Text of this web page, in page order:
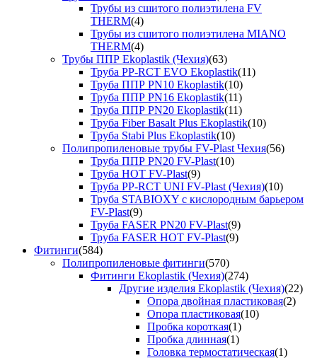
Трубы из сшитого полиэтилена FV
THERM(4)
Трубы из сшитого полиэтилена MIANO
THERM(4)
Трубы ППР Ekoplastik (Чехия)(63)
Труба PP-RCT EVO Ekoplastik(11)
Труба ППР PN10 Ekoplastik(10)
Труба ППР PN16 Ekoplastik(11)
Труба ППР PN20 Ekoplastik(11)
Труба Fiber Basalt Plus Ekoplastik(10)
Труба Stabi Plus Ekoplastik(10)
Полипропиленовые трубы FV-Plast Чехия(56)
Труба ППР PN20 FV-Plast(10)
Труба HOT FV-Plast(9)
Труба PP-RCT UNI FV-Plast (Чехия)(10)
Труба STABIOXY с кислородным барьером
FV-Plast(9)
Труба FASER PN20 FV-Plast(9)
Труба FASER HOT FV-Plast(9)
Фитинги(584)
Полипропиленовые фитинги(570)
Фитинги Ekoplastik (Чехия)(274)
Другие изделия Ekoplastik (Чехия)(22)
Опора двойная пластиковая(2)
Опора пластиковая(10)
Пробка короткая(1)
Пробка длинная(1)
Головка термостатическая(1)